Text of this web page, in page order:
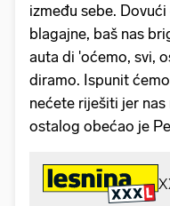
između sebe.
blagajne, baš nas
auta di 'oćemo, svi,
diramo. Ispunit
nećete riješiti jer
ostalog obećao je